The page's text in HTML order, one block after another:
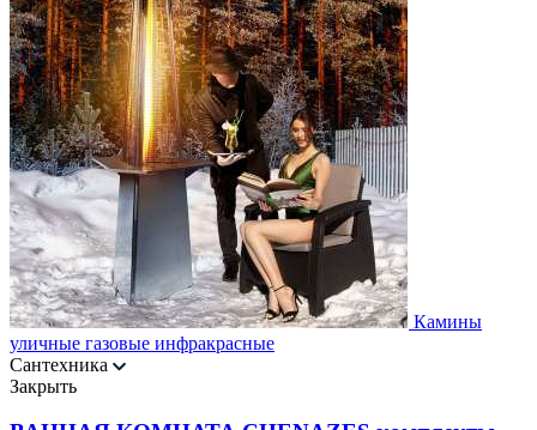
Камины
уличные газовые инфракрасные
Сантехника
Закрыть